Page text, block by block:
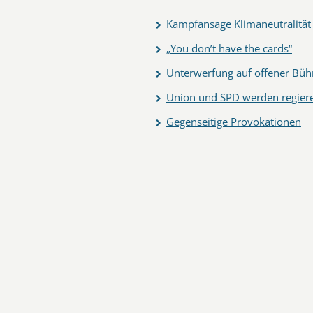
Kampfansage Klimaneutralität
„You don’t have the cards“
Unterwerfung auf offener
Union und SPD werden
Gegenseitige Provokationen